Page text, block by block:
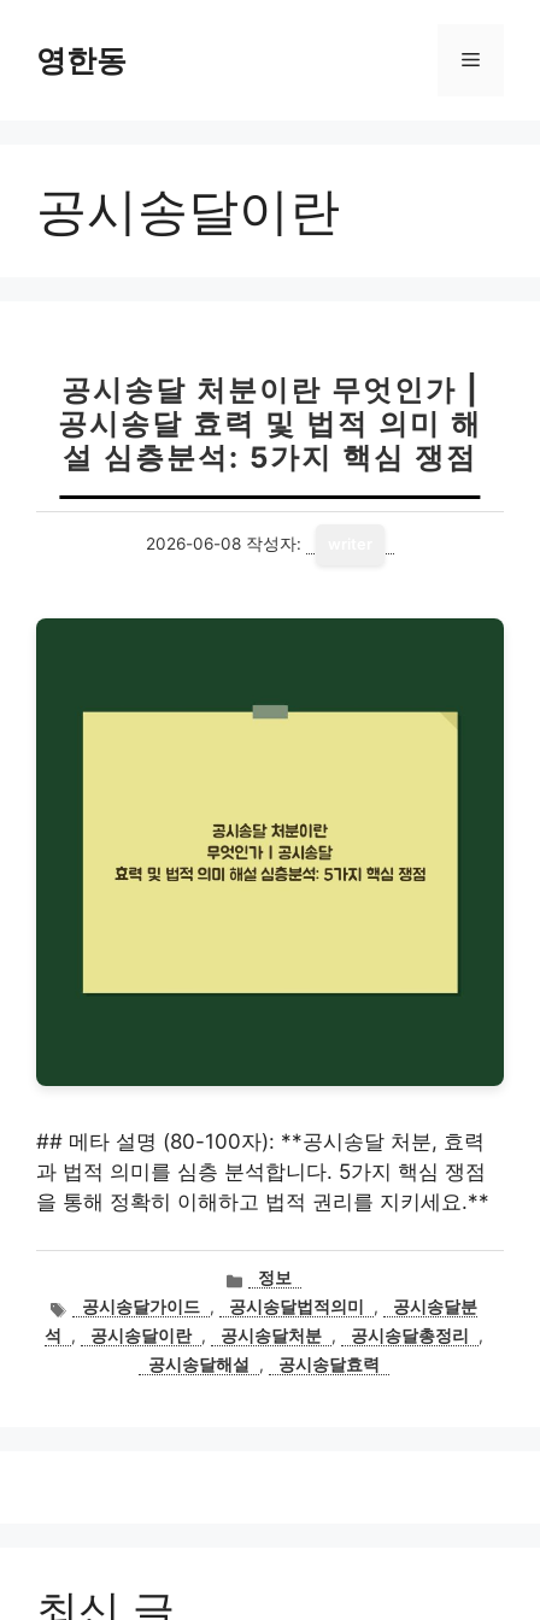
영한동 메
공시송달이란
공시송달 처분이란 무엇인가 |
공시송달 효력 및 법적 의미 해
설 심층분석: 5가지 핵심 쟁점
2026-06-08 작성자:
## 메타 설명 (80-100자): **공시송달 처분, 효력
과 법적 의미를 심층 분석합니다. 5가지 핵심 쟁점
을 통해 정확히 이해하고 법적 권리를 지키세요.**
카
테
고
리
정보
태공시송달가이드 , 공시송달법적의미 ,
공시송달분
석
, 공시송달이란 , 공시송달처분 , 공시송달총정리
,
공시송달해설
, 공시송달효력
최신 글